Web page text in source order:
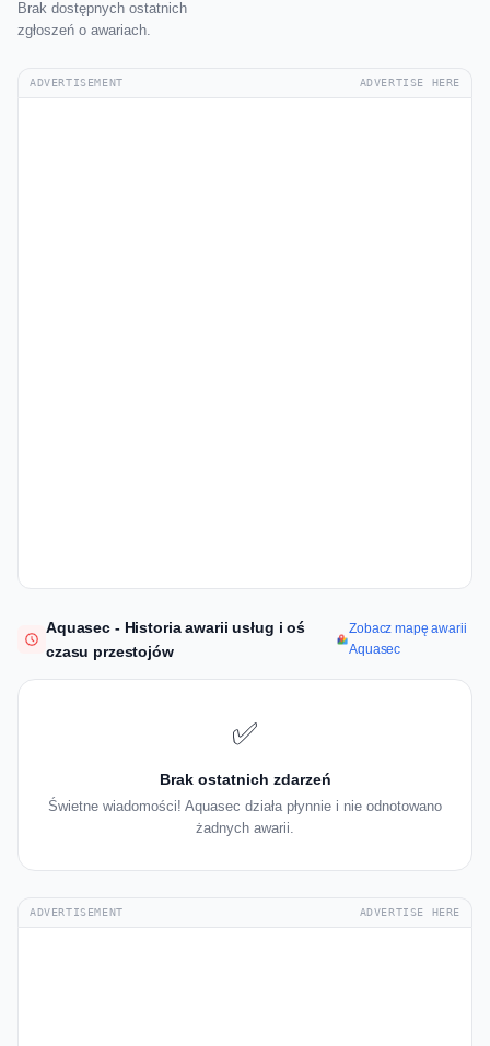
Brak dostępnych ostatnich
zgłoszeń o awariach.
ADVERTISEMENT ADVERTISE HERE
Aquasec - Historia awarii usług i oś
czasu przestojów
Zobacz mapę awarii
Aquasec
✅
Brak ostatnich zdarzeń
Świetne wiadomości! Aquasec działa płynnie i nie odnotowano
żadnych awarii.
ADVERTISEMENT ADVERTISE HERE